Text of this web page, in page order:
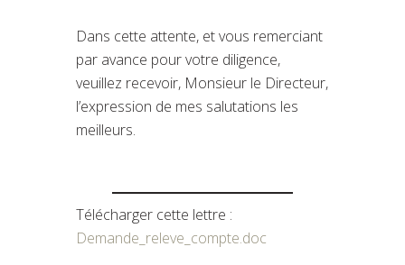
Dans cette attente, et vous remerciant
par avance pour votre diligence,
veuillez recevoir, Monsieur le Directeur,
l’expression de mes salutations les
meilleurs.
Télécharger cette lettre :
Demande_releve_compte.doc